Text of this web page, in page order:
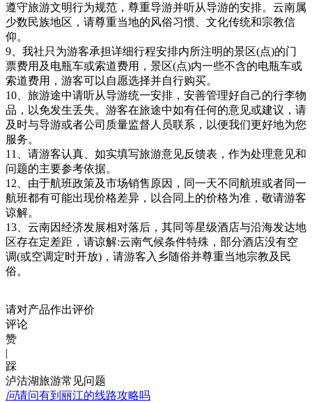
遵守旅游文明行为规范，尊重导游并听从导游的安排。云南属
少数民族地区，请尊重当地的风俗习惯、文化传统和宗教信
仰。
9、我社只为游客承担详细行程安排内所注明的景区(点)的门
票费用及电瓶车或索道费用，景区(点)内一些不含的电瓶车或
索道费用，游客可以自愿选择并自行购买。
10、旅游途中请听从导游统一安排，安善管理好自己的行李物
品，以免发生丢失。游客在旅途中如有任何的意见或建议，请
及时与导游或者公司质量监督人员联系，以便我们更好地为您
服务。
11、请游客认真、如实填写旅游意见反馈表，作为处理意见和
问题的主要参考依据。
12、由于航班政策及市场销售原因，同一天不同航班或者同一
航班都有可能出现价格差异，以合同上的价格为准，敬请游客
谅解。
13、云南因经济发展相对落后，其同等星级酒店与沿海发达地
区存在定差距，请谅解:云南气候条件特殊，部分酒店没有空
调(或空调定时开放)，请游客入乡随俗并尊重当地宗教及民
俗。
请对产品作出评价
评论
赞
|
踩
泸沽湖旅游常见问题
问请问有到丽江的线路攻略吗